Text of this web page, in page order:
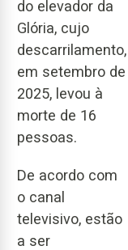
do elevador da
Glória, cujo
descarrilamento,
em setembro de
2025, levou à
morte de 16
pessoas.
De acordo com
o canal
televisivo, estão
a ser